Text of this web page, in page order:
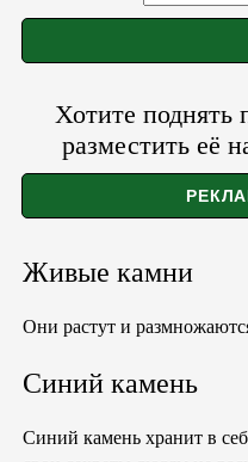
Хотите
разместить её
Живые камни
Они растут и
Синий камень
Синий камень хранит в